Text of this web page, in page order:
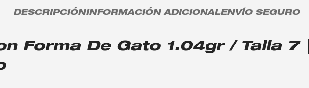
DESCRIPCIÓNINFORMACIÓN ADICIONALENVÍO SEGURO
Forma De Gato 1.04gr / Talla 7